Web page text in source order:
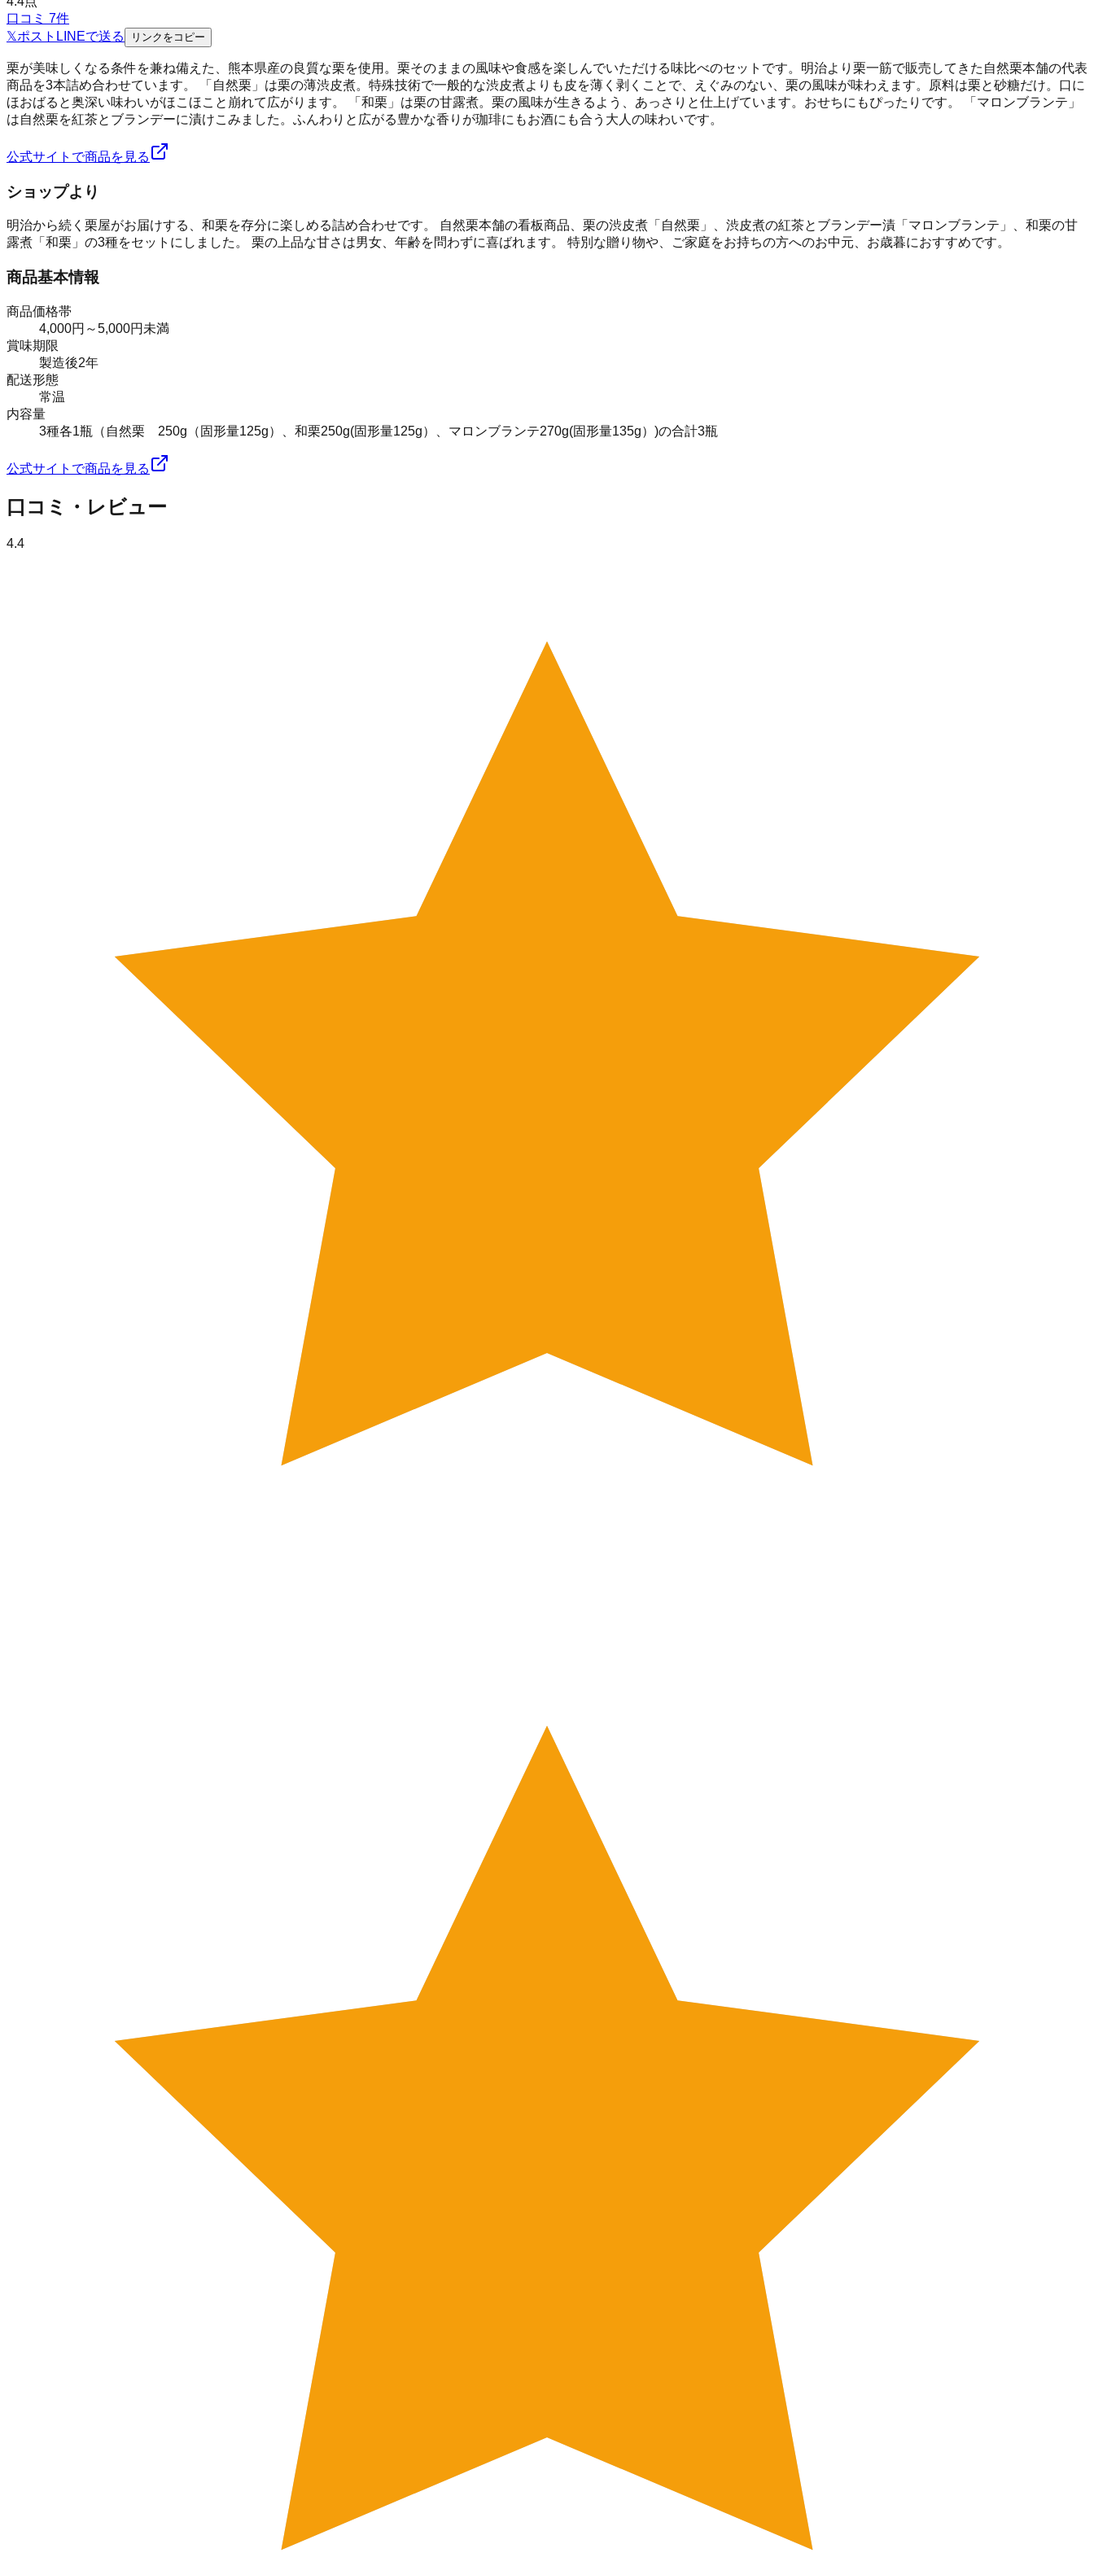
口コミ 7件
𝕏ポスト LINEで送る リンクをコピー
栗が美味しくなる条件を兼ね備えた、熊本県産の良質な栗を使用。栗そのままの風味や食感を楽しんでいただける味比べのセットです。明治より栗一筋で販売してきた自然栗本舗の代表
商品を3本詰め合わせています。 「自然栗」は栗の薄渋皮煮。特殊技術で一般的な渋皮煮よりも皮を薄く剥くことで、えぐみのない、栗の風味が味わえます。原料は栗と砂糖だけ。口に
ほおばると奥深い味わいがほこほこと崩れて広がります。 「和栗」は栗の甘露煮。栗の風味が生きるよう、あっさりと仕上げています。おせちにもぴったりです。 「マロンブランテ」
は自然栗を紅茶とブランデーに漬けこみました。ふんわりと広がる豊かな香りが珈琲にもお酒にも合う大人の味わいです。
公式サイトで商品を見る
ショップより
明治から続く栗屋がお届けする、和栗を存分に楽しめる詰め合わせです。 自然栗本舗の看板商品、栗の渋皮煮「自然栗」、渋皮煮の紅茶とブランデー漬「マロンブランテ」、和栗の甘
露煮「和栗」の3種をセットにしました。 栗の上品な甘さは男女、年齢を問わずに喜ばれます。 特別な贈り物や、ご家庭をお持ちの方へのお中元、お歳暮におすすめです。
商品基本情報
商品価格帯
4,000円～5,000円未満
賞味期限
製造後2年
配送形態
常温
内容量
3種各1瓶（自然栗 250g（固形量125g）、和栗250g(固形量125g）、マロンブランテ270g(固形量135g）)の合計3瓶
公式サイトで商品を見る
口コミ・レビュー
4.4